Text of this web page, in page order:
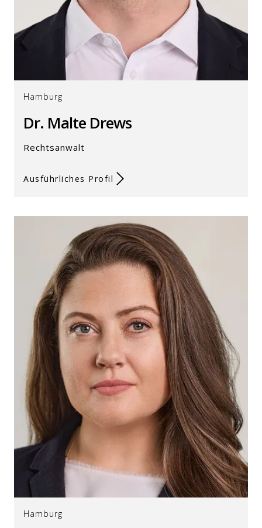
Hamburg
Dr. Malte Drews
Rechtsanwalt
Ausführliches Profil
Hamburg